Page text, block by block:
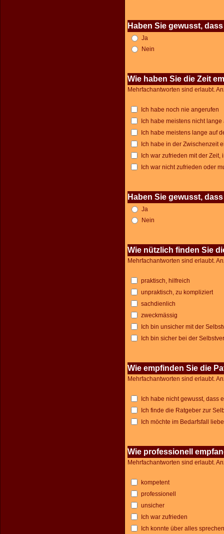
Haben Sie gewusst,
Ja
Nein
Wie haben Sie die Zeit
Mehrfachantworten sind erlaubt.
Ich habe noch nie angerufen
Ich habe meistens nicht
Ich habe meistens lange auf
Ich habe in der Zwischenzeit
Ich war zufrieden mit der
Ich war nicht zufrieden oder
Haben Sie gewusst,
Ja
Nein
Wie nützlich finden Sie
Mehrfachantworten sind erlaubt.
praktisch, hilfreich
unpraktisch, zu kompliziert
sachdienlich
zweckmässig
Ich bin unsicher mit der
Ich bin sicher bei der
Wie empfinden Sie die
Mehrfachantworten sind erlaubt.
Ich habe nicht gewusst, dass
Ich finde die Ratgeber zur
Ich möchte im Bedarfsfall
Wie professionell
Mehrfachantworten sind erlaubt.
kompetent
professionell
unsicher
Ich war zufrieden
Ich konnte über alles